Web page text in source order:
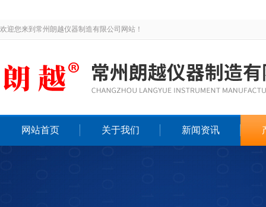
欢迎您来到常州朗越仪器制造有限公司网站！
网站首页 关于我们 新闻资讯